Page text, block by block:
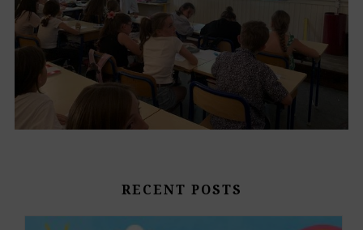
RECENT POSTS